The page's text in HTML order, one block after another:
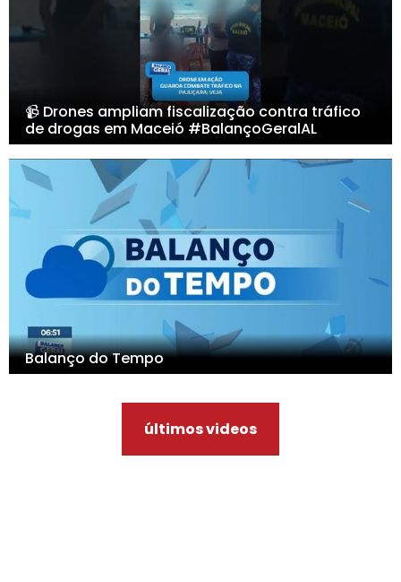
📹 Drones ampliam fiscalização contra tráfico
de drogas em Maceió #BalançoGeralAL
Balanço do Tempo
últimos videos